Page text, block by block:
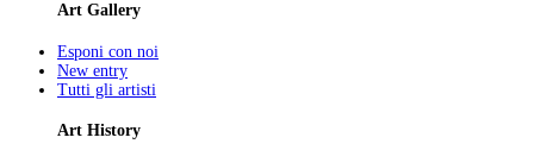
Art Gallery
Esponi con noi
New entry
Tutti gli artisti
Art History